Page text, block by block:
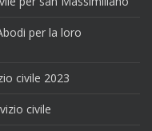
per la loro
civile 2023
civile